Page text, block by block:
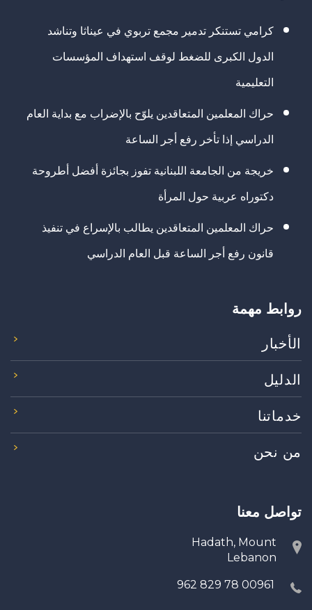
كرامي تستنكر تدمير مجمع تربوي في عيناثا وتناشد
الدول الكبرى للضغط لوقف استهداف المؤسسات
التعليمية
حراك المعلمين المتعاقدين يلوّح بالإضراب مع بداية العام
الدراسي إذا تأخر رفع أجر الساعة
خريجة من الجامعة اللبنانية تفوز بجائزة أفضل أطروحة
دكتوراه عربية حول المرأة
حراك المعلمين المتعاقدين يطالب بالإسراع في تنفيذ
قانون رفع أجر الساعة قبل العام الدراسي
روابط مهمة
الأخبار
الدليل
خدماتنا
من نحن
تواصل معنا
Hadath, Mount
Lebanon
00961 78 829 962